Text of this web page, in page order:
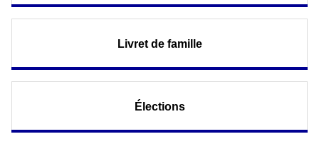
Livret de famille
Élections